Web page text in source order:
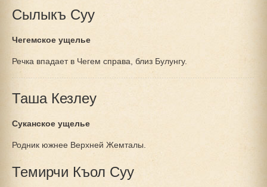
Сылыкъ Суу
Чегемское ущелье
Речка впадает в Чегем справа, близ Булунгу.
Таша Кезлеу
Суканское ущелье
Родник южнее Верхней Жемталы.
Темирчи Къол Суу